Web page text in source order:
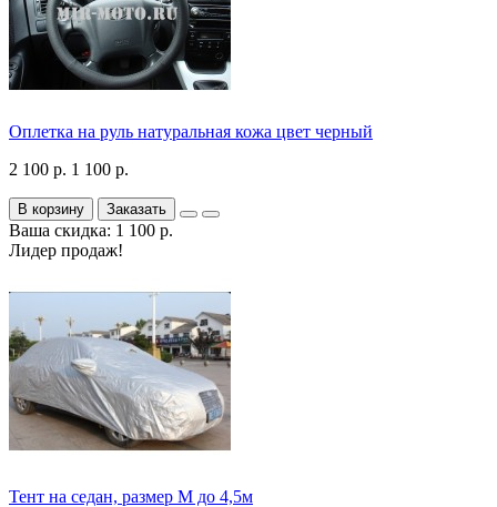
Оплетка на руль натуральная кожа цвет черный
2 100 р. 1 100 р.
В корзину Заказать
Ваша скидка: 1 100 р.
Лидер продаж!
Тент на седан, размер М до 4,5м